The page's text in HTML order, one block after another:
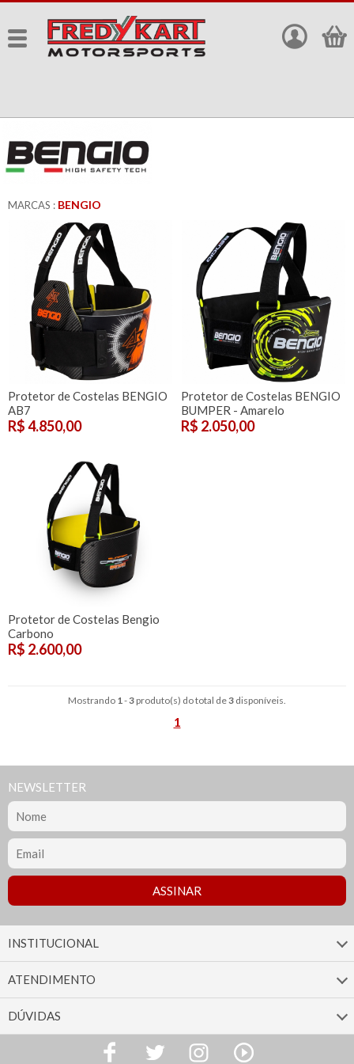
MARCAS : BENGIO
Protetor de Costelas BENGIO
AB7
R$ 4.850,00
Protetor de Costelas BENGIO
BUMPER - Amarelo
R$ 2.050,00
Protetor de Costelas Bengio
Carbono
R$ 2.600,00
Mostrando 1-3 produto(s) do total de3 disponíveis.
1
NEWSLETTER
INSTITUCIONAL
ATENDIMENTO
DÚVIDAS